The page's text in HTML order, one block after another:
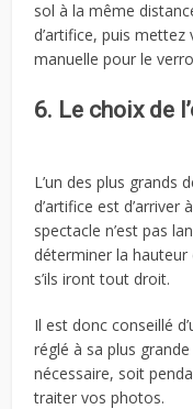
sol à la même
d’artifice, puis
manuelle pour le
6. Le choix de
L’un des plus grands
d’artifice est
spectacle n’est pas
déterminer la hauteur
s’ils iront tout droit.
Il est donc conseillé
réglé à sa plus
nécessaire, soit
traiter vos photos.